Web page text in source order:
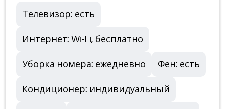
Телевизор: есть
Интернет: Wi-Fi, бесплатно
Уборка номера: ежедневно Фен: есть
Кондиционер: индивидуальный